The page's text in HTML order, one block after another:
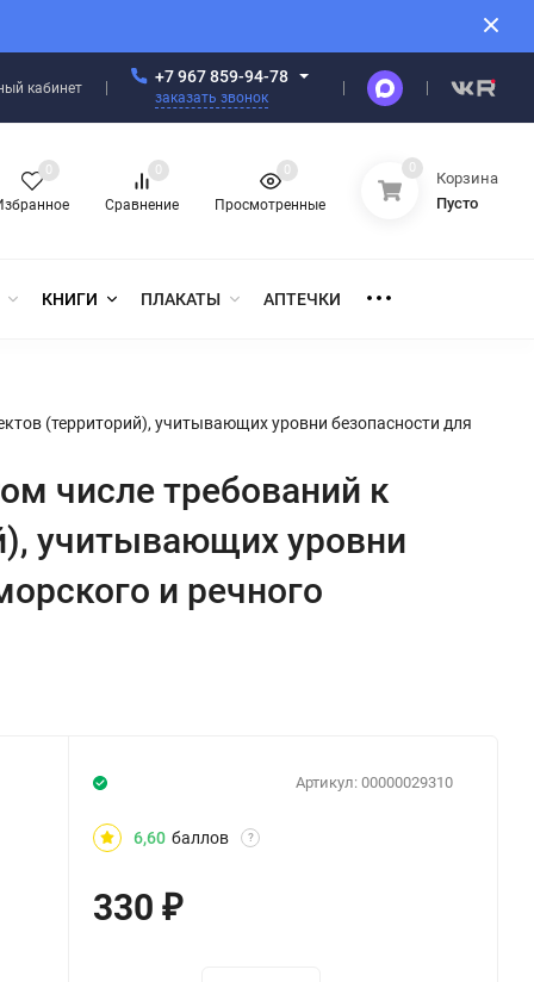
кабинет
+7 967 859-94-78
заказать звонок
0
Сравнение
0
Просмотренные
0 0
Корзина
Пусто
КНИГИ ПЛАКАТЫ АПТЕЧКИ
(территорий), учитывающих уровни безопасности для
числе требований к
учитывающих уровни
и речного
Артикул: 00000029310
6,60 баллов ?
330₽